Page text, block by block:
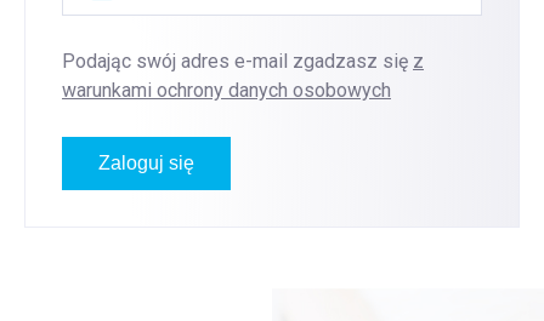
Podając swój adres e-mail zgadzasz się z
warunkami ochrony danych osobowych
Zaloguj się